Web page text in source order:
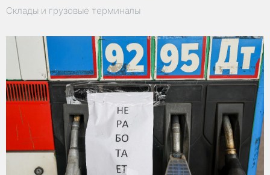
Склады и грузовые терминалы